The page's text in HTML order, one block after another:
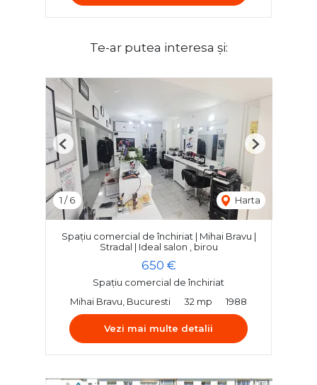
Te-ar putea interesa și:
1 /6 Harta
Previous Next
Spațiu comercial de închiriat | Mihai Bravu |
Stradal | Ideal salon , birou
650 €
Spațiu comercial de închiriat
Mihai Bravu, Bucuresti
32 mp 1988
Vezi mai multe detalii